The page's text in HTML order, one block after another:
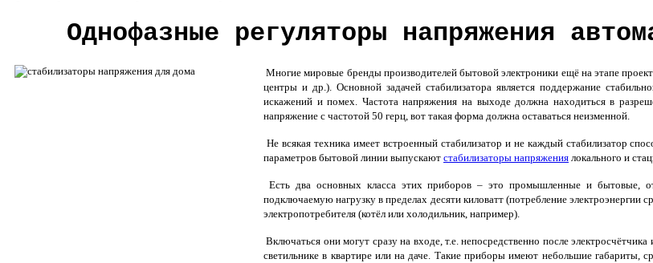
Однофазные регуляторы напряжения
Многие мировые бренды производителей бытовой электроники ещё на этапе
центры и др.). Основной задачей стабилизатора является поддержание
искажений и помех. Частота напряжения на выходе должна находиться в
напряжение с частотой 50 герц, вот такая форма должна оставаться неизменной.
Не всякая техника имеет встроенный стабилизатор и не каждый стабилизатор
параметров бытовой линии выпускают стабилизаторы напряжения локального и
Есть два основных класса этих приборов – это промышленные и бытовые,
подключаемую нагрузку в пределах десяти киловатт (потребление
электропотребителя (котёл или холодильник, например).
Включаться они могут сразу на входе, т.е. непосредственно после
светильнике в квартире или на даче. Такие приборы имеют небольшие